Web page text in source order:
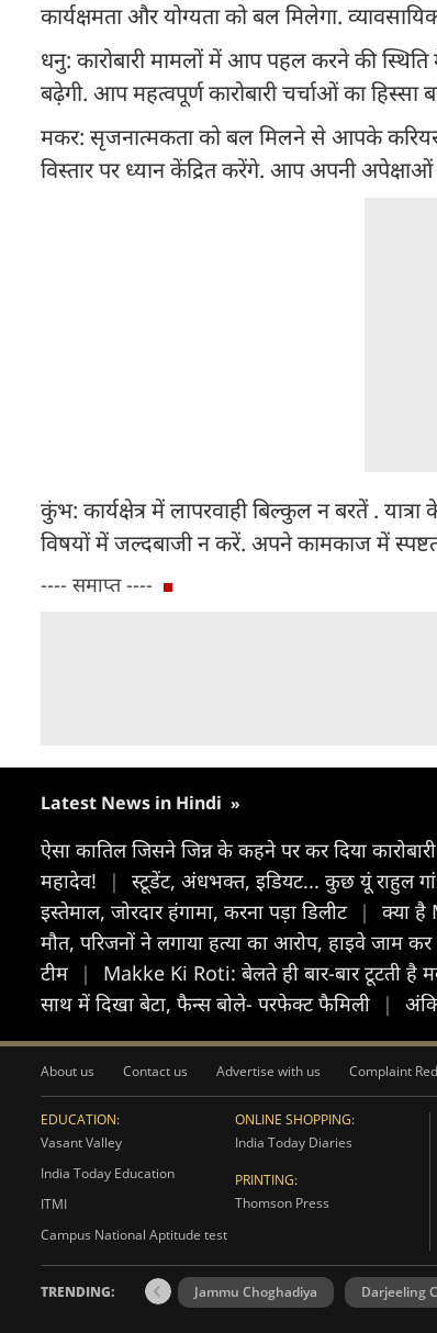
कार्यक्षमता और योग्यता को बल मिलेगा.
धनु: कारोबारी मामलों में आप पहल करने की स्थिति
बढ़ेगी. आप महत्वपूर्ण कारोबारी चर्चाओं का
मकर: सृजनात्मकता को बल मिलने से आपके करियर
विस्तार पर ध्यान केंद्रित करेंगे. आप अपनी
कुंभ: कार्यक्षेत्र में लापरवाही बिल्कुल न बरतें .
विषयों में जल्दबाजी न करें. अपने कामकाज में
---- समाप्त ----
Latest News in Hindi »
ऐसा काति‍ल ज‍िसने जिन्न के कहने पर कर द‍ि‍या
महादेव!
| स्टूडेंट, अंधभक्त, इड‍ियट... कुछ यूं राहुल
इस्तेमाल, जोरदार हंगामा, करना पड़ा डिलीट | क्या है
मौत, परिजनों ने लगाया हत्या का आरोप, हाइवे जाम कर
टीम
| Makke Ki Roti: बेलते ही बार-बार टूटती है
साथ में दिखा बेटा, फैन्स बोले- परफेक्ट फैमिली
|
About us Contact us Advertise with us Complaint
EDUCATION:
Vasant Valley
India Today Education
ITMI
Campus National Aptitude test
ONLINE SHOPPING:
India Today Diaries
PRINTING:
Thomson Press
TRENDING: Jammu Choghadiya Darjeeling